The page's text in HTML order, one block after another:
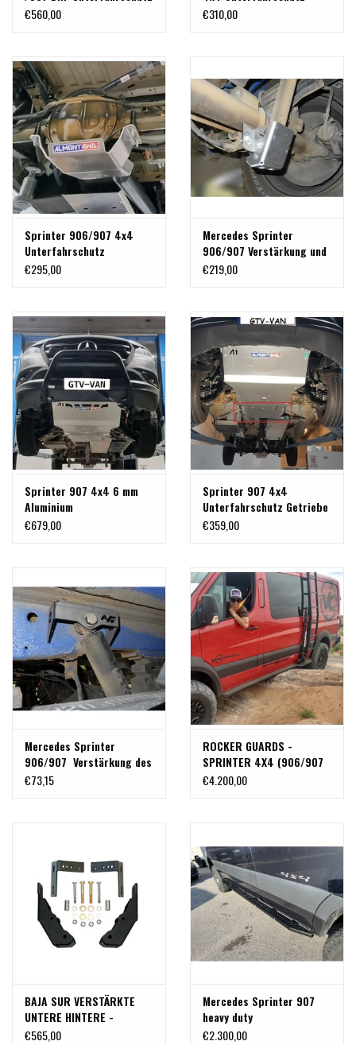
Hinterachsdifferential
€560,00
Hinterachsdifferential Alu
€310,00
Sprinter 906/907 4x4
Unterfahrschutz
Hinterachsdifferential Alu
€295,00
Mercedes Sprinter
906/907 Verstärkung und
Schutzplatte für die
€219,00
Sprinter 907 4x4 6 mm
Aluminium
Unterfahrschutz für
€679,00
Sprinter 907 4x4
Unterfahrschutz Getriebe
und Verteilergetriebe Alu
€359,00
Mercedes Sprinter
906/907 Verstärkung des
hinteren oberen
€73,15
ROCKER GUARDS -
SPRINTER 4X4 (906/907
3.665m RADSTAND) VON
€4.200,00
BAJA SUR VERSTÄRKTE
UNTERE HINTERE -
STOßDÄMPFER
€565,00
Mercedes Sprinter 907
heavy duty
Seitenschwellerschutz mit
€2.300,00